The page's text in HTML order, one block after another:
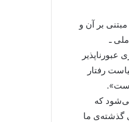
بر آن و
ـ
رفتار
که
گذشته‌ی ما